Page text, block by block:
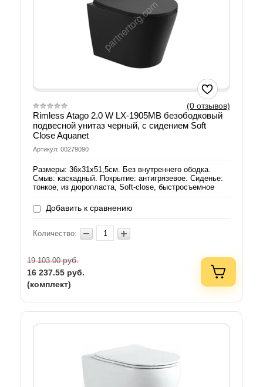
(0 отзывов)
Rimless Atago 2.0 W LX-1905MB безободковый
подвесной унитаз черный, с сидением Soft
Close Aquanet
Артикул: 00279090
Размеры: 36х31х51,5см. Без внутреннего ободка.
Смыв: каскадный. Покрытие: антигрязевое. Сиденье:
тонкое, из дюропласта, Soft-close, быстросъемное
Добавить к сравнению
Количество:
19 103.00руб.
16 237.55 руб.
(комплект)